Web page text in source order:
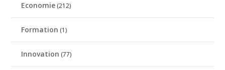
Economie (212)
Formation (1)
Innovation (77)